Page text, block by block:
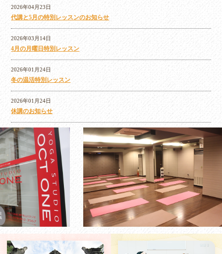
2026年04月23日
代講と5月の特別レッスンのお知らせ
2026年03月14日
4月の月曜日特別レッスン
2026年01月24日
冬の温活特別レッスン
2026年01月24日
休講のお知らせ